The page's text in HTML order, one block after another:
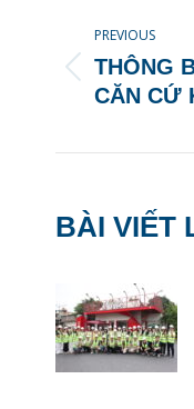
PREVIOUS
THÔNG
CĂN CỨ
BÀI VIẾT